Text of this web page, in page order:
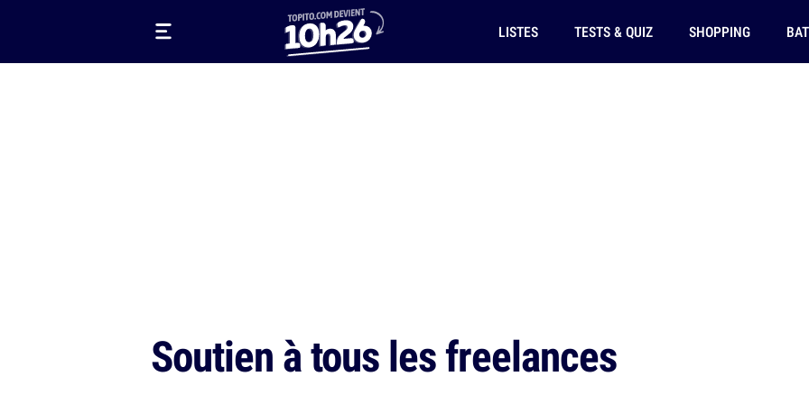
LISTES TESTS & QUIZ SHOPPING
Soutien à tous les freelances